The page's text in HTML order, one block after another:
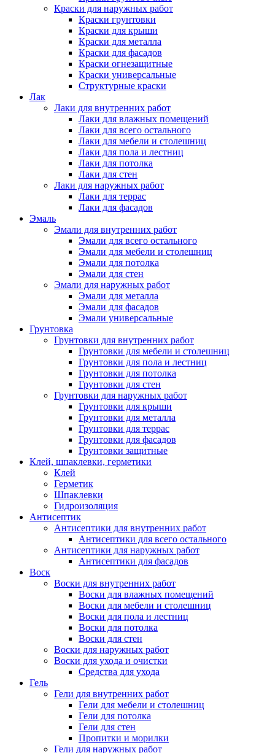
Краски для наружных работ
Краски грунтовки
Краски для крыши
Краски для металла
Краски для фасадов
Краски огнезащитные
Краски универсальные
Структурные краски
Лак
Лаки для внутренних работ
Лаки для влажных помещений
Лаки для всего остального
Лаки для мебели и столешниц
Лаки для пола и лестниц
Лаки для потолка
Лаки для стен
Лаки для наружных работ
Лаки для террас
Лаки для фасадов
Эмаль
Эмали для внутренних работ
Эмали для всего остального
Эмали для мебели и столешниц
Эмали для потолка
Эмали для стен
Эмали для наружных работ
Эмали для металла
Эмали для фасадов
Эмали универсальные
Грунтовка
Грунтовки для внутренних работ
Грунтовки для мебели и столешниц
Грунтовки для пола и лестниц
Грунтовки для потолка
Грунтовки для стен
Грунтовки для наружных работ
Грунтовки для крыши
Грунтовки для металла
Грунтовки для террас
Грунтовки для фасадов
Грунтовки защитные
Клей, шпаклевки, герметики
Клей
Герметик
Шпаклевки
Гидроизоляция
Антисептик
Антисептики для внутренних работ
Антисептики для всего остального
Антисептики для наружных работ
Антисептики для фасадов
Воск
Воски для внутренних работ
Воски для влажных помещений
Воски для мебели и столешниц
Воски для пола и лестниц
Воски для потолка
Воски для стен
Воски для наружных работ
Воски для ухода и очистки
Средства для ухода
Гель
Гели для внутренних работ
Гели для мебели и столешниц
Гели для потолка
Гели для стен
Пропитки и морилки
Гели для наружных работ